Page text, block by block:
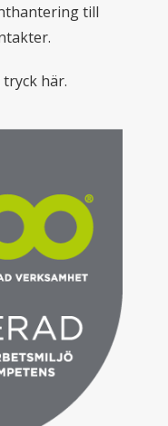
till
tryck här.